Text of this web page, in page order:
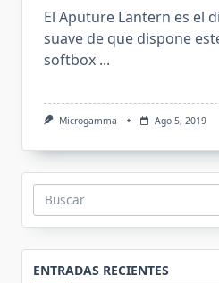
El Aputure Lantern es el
suave de que dispone
softbox ...
Microgamma Ago 5, 2019
Buscar:
ENTRADAS RECIENTES